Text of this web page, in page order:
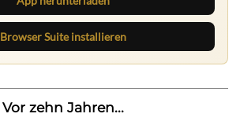
Browser Suite installieren
Vor zehn Jahren...